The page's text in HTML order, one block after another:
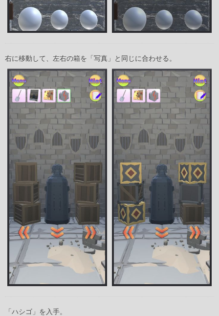
右に移動して、左右の箱を「写真」と同じに合わせる。
「ハシゴ」を入手。